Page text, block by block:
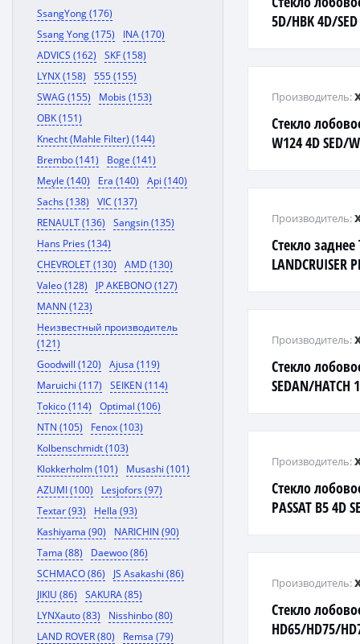
SsangYong (176)
Ssang Yong (175)
INA (170)
ADVICS (162)
SKF (158)
LYNX (158)
555 (155)
SWAG (155)
Mobis (153)
OBK (151)
Knecht (Mahle Filter) (144)
Brembo (141)
Boge (141)
Meyle (140)
Era (140)
Api (140)
Sachs (138)
VIC (137)
RENAULT (136)
Sangsin (135)
Hans Pries (134)
CHEVROLET (130)
AMD (130)
Valeo (128)
JP AKEBONO (127)
MANN (123)
Неизвестный производитель
(121)
Goodwill (120)
Ajusa (119)
Maruichi (117)
SEIKEN (114)
Tokico (114)
Optimal (106)
NTN (105)
Fenox (103)
Kolbenschmidt (103)
Klokkerholm (101)
Musashi (101)
AZUMI (100)
Lesjofors (97)
Textar (93)
Hella (93)
Kashiyama (90)
NARICHIN (90)
Tama (88)
Daewoo (86)
SCHMACO (86)
JS Asakashi (86)
JIKIU (86)
SAKURA (85)
LYNXauto (83)
Nisshinbo (80)
LAND ROVER (80)
Remsa (79)
5D/HBK 4D/
Стекло
W124 4D SED/
Производитель:
Стекло заднее
LANDCRUISER
Производитель:
Стекло
SEDAN/HATCH
Производитель:
Стекло
PASSAT B5 4D
Производитель:
Стекло
HD65/HD75/
Производитель: